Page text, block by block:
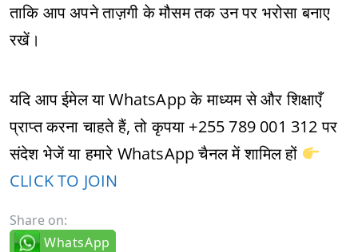
ताकि आप अपने ताज़गी के मौसम तक उन पर भरोसा बनाए
रखें।
यदि आप ईमेल या WhatsApp के माध्यम से और शिक्षाएँ
प्राप्त करना चाहते हैं, तो कृपया +255 789 001 312 पर
संदेश भेजें या हमारे WhatsApp चैनल में शामिल हों
CLICK TO JOIN
Share on:
WhatsApp